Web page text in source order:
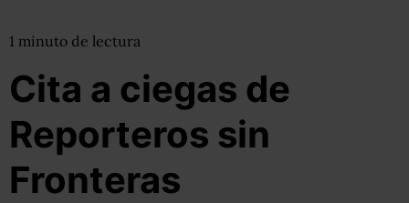
1 minuto de lectura
Cita a ciegas de
Reporteros sin
Fronteras